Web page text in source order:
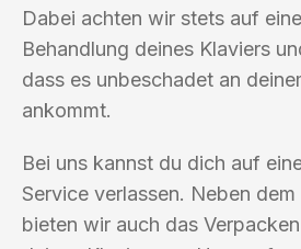
Dabei achten wir stets auf
Behandlung deines Klaviers
dass es unbeschadet an
ankommt.
Bei uns kannst du dich auf
Service verlassen. Neben
bieten wir auch das